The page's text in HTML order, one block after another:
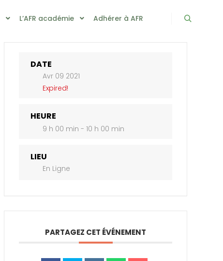
L’AFR académie Adhérer à AFR
DATE
Avr 09 2021
Expired!
HEURE
9 h 00 min - 10 h 00 min
LIEU
En Ligne
PARTAGEZ CET ÉVÉNEMENT